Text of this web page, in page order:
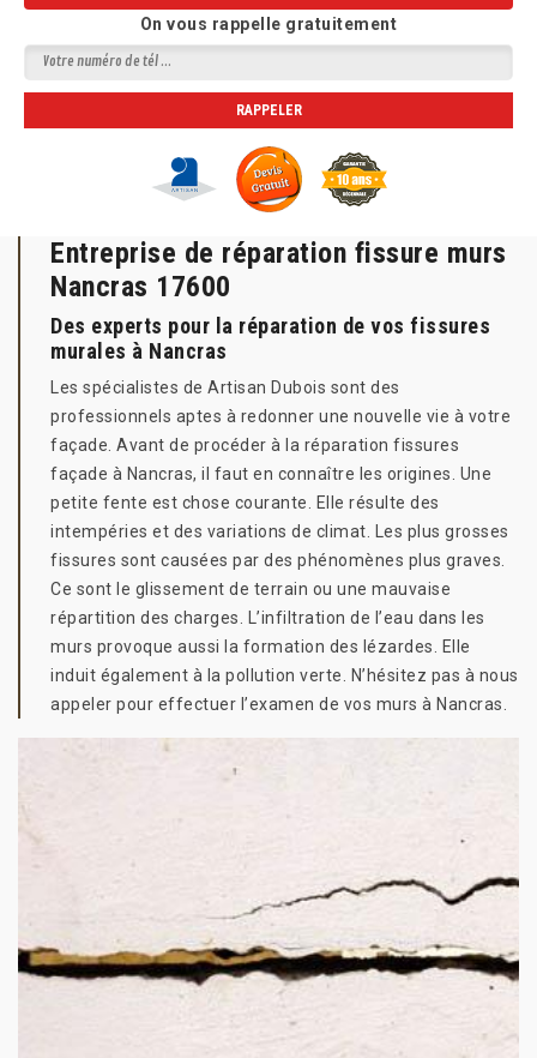
On vous rappelle gratuitement
Entreprise de réparation fissure murs
Nancras 17600
Des experts pour la réparation de vos fissures
murales à Nancras
Les spécialistes de Artisan Dubois sont des
professionnels aptes à redonner une nouvelle vie à votre
façade. Avant de procéder à la réparation fissures
façade à Nancras, il faut en connaître les origines. Une
petite fente est chose courante. Elle résulte des
intempéries et des variations de climat. Les plus grosses
fissures sont causées par des phénomènes plus graves.
Ce sont le glissement de terrain ou une mauvaise
répartition des charges. L’infiltration de l’eau dans les
murs provoque aussi la formation des lézardes. Elle
induit également à la pollution verte. N’hésitez pas à nous
appeler pour effectuer l’examen de vos murs à Nancras.